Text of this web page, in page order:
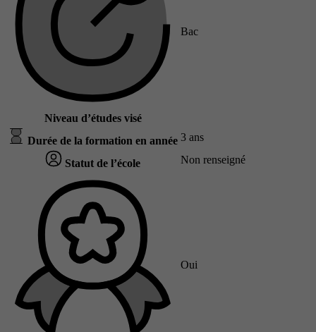
Niveau d’études visé
Bac
Durée de la formation en année 3 ans
Statut de l’école Non renseigné
Oui